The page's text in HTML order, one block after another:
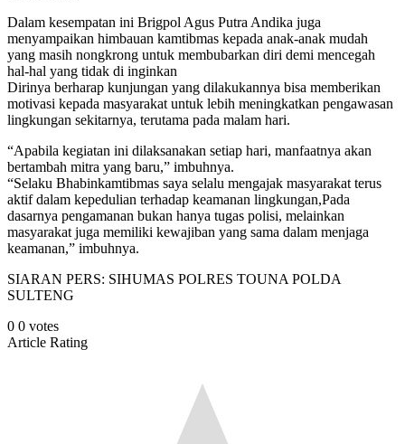
Dalam kesempatan ini Brigpol Agus Putra Andika juga
menyampaikan himbauan kamtibmas kepada anak-anak mudah
yang masih nongkrong untuk membubarkan diri demi mencegah
hal-hal yang tidak di inginkan
Dirinya berharap kunjungan yang dilakukannya bisa memberikan
motivasi kepada masyarakat untuk lebih meningkatkan pengawasan
lingkungan sekitarnya, terutama pada malam hari.
“Apabila kegiatan ini dilaksanakan setiap hari, manfaatnya akan
bertambah mitra yang baru,” imbuhnya.
“Selaku Bhabinkamtibmas saya selalu mengajak masyarakat terus
aktif dalam kepedulian terhadap keamanan lingkungan,Pada
dasarnya pengamanan bukan hanya tugas polisi, melainkan
masyarakat juga memiliki kewajiban yang sama dalam menjaga
keamanan,” imbuhnya.
SIARAN PERS: SIHUMAS POLRES TOUNA POLDA
SULTENG
0 0 votes
Article Rating